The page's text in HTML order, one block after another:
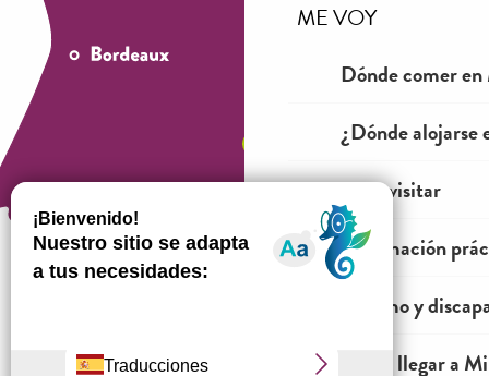
ME VOY
Dónde comer
¿Dónde alojarse
Ver y visitar
Información
Turismo y
Cómo llegar a